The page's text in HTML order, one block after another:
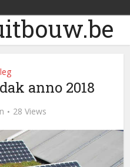
anno 2018
28 Views